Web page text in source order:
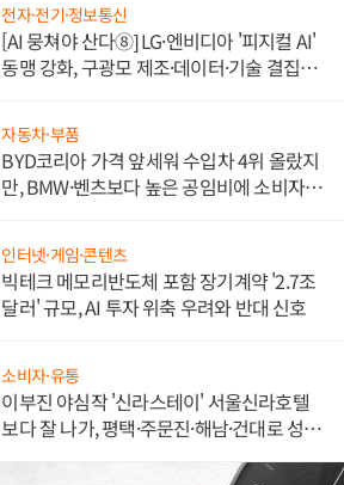
전자·전기·정보통신
[AI 뭉쳐야 산다⑧] LG·엔비디아 '피지컬 AI'
동맹 강화, 구광모 제조·데이터·기술 결집
자동차·부품
BYD코리아 가격 앞세워 수입차 4위 올랐지
만, BMW·벤츠보다 높은 공임비에 소비자
인터넷·게임·콘텐츠
빅테크 메모리반도체 포함 장기계약 '2.7조
달러' 규모, AI 투자 위축 우려와 반대 신호
소비자·유통
이부진 야심작 '신라스테이' 서울신라호텔
보다 잘 나가, 평택·주문진·해남·건대로 성